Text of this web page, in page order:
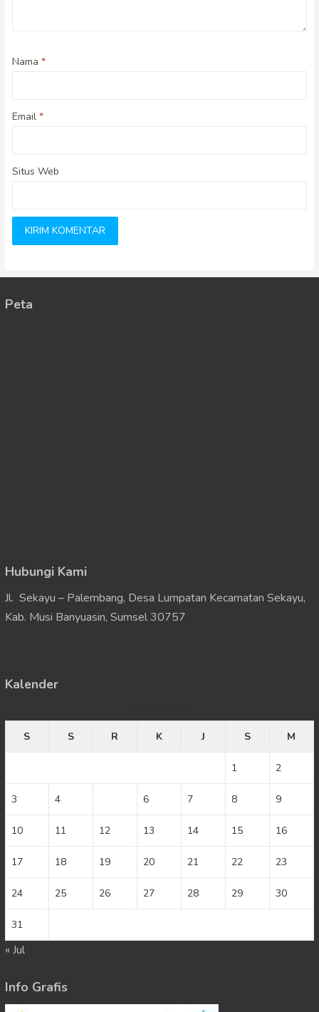
Nama *
Email *
Situs Web
Peta
Hubungi Kami
Jl. Sekayu – Palembang, Desa Lumpatan Kecamatan Sekayu,
Kab. Musi Banyuasin, Sumsel 30757
Kalender
S
S R K J S M
1 2
3 4 6 7 8 9
10 11 12 13 14 15 16
17 18 19 20 21 22 23
24 25 26 27 28 29 30
31
« Jul
Info Grafis